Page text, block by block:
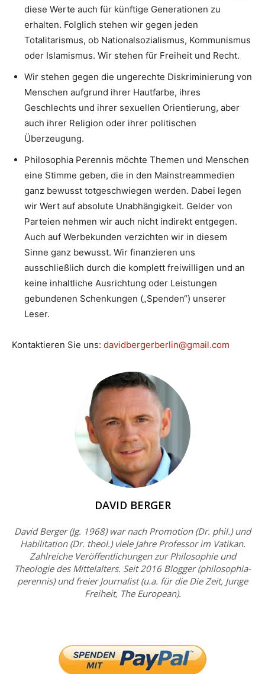
diese Werte auch für künftige Generationen zu
erhalten. Folglich stehen wir gegen jeden
Totalitarismus, ob Nationalsozialismus, Kommunismus
oder Islamismus. Wir stehen für Freiheit und Recht.
Wir stehen gegen die ungerechte Diskriminierung von
Menschen aufgrund ihrer Hautfarbe, ihres
Geschlechts und ihrer sexuellen Orientierung, aber
auch ihrer Religion oder ihrer politischen
Überzeugung.
Philosophia Perennis möchte Themen und Menschen
eine Stimme geben, die in den Mainstreammedien
ganz bewusst totgeschwiegen werden. Dabei legen
wir Wert auf absolute Unabhängigkeit. Gelder von
Parteien nehmen wir auch nicht indirekt entgegen.
Auch auf Werbekunden verzichten wir in diesem
Sinne ganz bewusst. Wir finanzieren uns
ausschließlich durch die komplett freiwilligen und an
keine inhaltliche Ausrichtung oder Leistungen
gebundenen Schenkungen („Spenden“) unserer
Leser.
Kontaktieren Sie uns: davidbergerberlin@gmail.com
DAVID BERGER
David Berger (Jg. 1968) war nach Promotion (Dr. phil.) und
Habilitation (Dr. theol.) viele Jahre Professor im Vatikan.
Zahlreiche Veröffentlichungen zur Philosophie und
Theologie des Mittelalters. Seit 2016 Blogger (philosophia-
perennis) und freier Journalist (u.a. für die Die Zeit, Junge
Freiheit, The European).